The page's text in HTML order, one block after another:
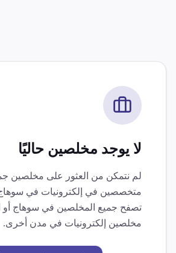
لا يوجد مخلصين حاليًا
لم نتمكن من العثور على مخلصين
متخصصين في إلكترونيات في
تصفح جميع المخلصين في سوهاج
مخلصين إلكترونيات في مدن أخرى.